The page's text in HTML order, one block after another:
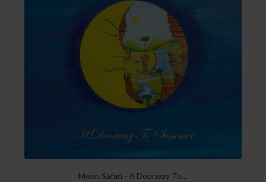
Moon Safari - A Doorway To...